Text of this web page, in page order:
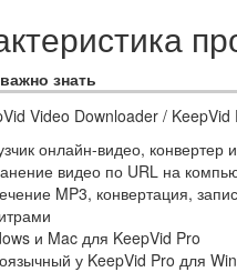
знать
Video Downloader / KeepVid
онлайн-видео, конвертер
видео по URL на
MP3, конвертация,
и Mac для KeepVid Pro
у KeepVid Pro для